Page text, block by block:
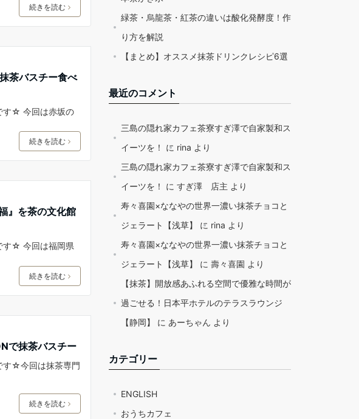
続きを読む
茶バスチー食べ
す☆ 今回は赤坂の
続きを読む
』を茶の文化館
す☆ 今回は福岡県
続きを読む
で抹茶バスチー
す☆今回は抹茶専門
続きを読む
緑茶・烏龍茶・紅茶の違いは酸化発酵度！作
り方を解説
【まとめ】オススメ抹茶ドリンクレシピ6選
最近のコメント
三島の隠れ家カフェ茶寮すぎ澤で自家製和ス
イーツを！
に rina より
三島の隠れ家カフェ茶寮すぎ澤で自家製和ス
イーツを！
に すぎ澤 店主 より
寿々喜園×ななやの世界一濃い抹茶チョコと
ジェラート【浅草】
に rina より
寿々喜園×ななやの世界一濃い抹茶チョコと
ジェラート【浅草】
に 壽々喜園 より
【抹茶】開放感あふれる空間で優雅な時間が
過ごせる！日本平ホテルのテラスラウンジ
【静岡】
に あーちゃん より
カテゴリー
ENGLISH
おうちカフェ